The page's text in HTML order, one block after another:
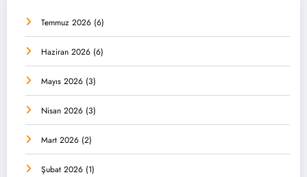
Temmuz 2026 (6)
Haziran 2026 (6)
Mayıs 2026 (3)
Nisan 2026 (3)
Mart 2026 (2)
Şubat 2026 (1)